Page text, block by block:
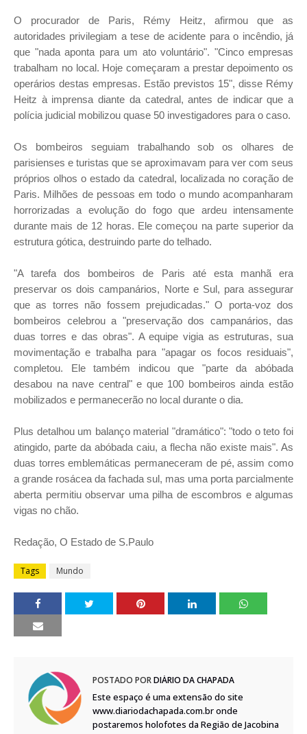
O procurador de Paris, Rémy Heitz, afirmou que as
autoridades privilegiam a tese de acidente para o incêndio, já
que "nada aponta para um ato voluntário". "Cinco empresas
trabalham no local. Hoje começaram a prestar depoimento os
operários destas empresas. Estão previstos 15", disse Rémy
Heitz à imprensa diante da catedral, antes de indicar que a
polícia judicial mobilizou quase 50 investigadores para o caso.
Os bombeiros seguiam trabalhando sob os olhares de
parisienses e turistas que se aproximavam para ver com seus
próprios olhos o estado da catedral, localizada no coração de
Paris. Milhões de pessoas em todo o mundo acompanharam
horrorizadas a evolução do fogo que ardeu intensamente
durante mais de 12 horas. Ele começou na parte superior da
estrutura gótica, destruindo parte do telhado.
"A tarefa dos bombeiros de Paris até esta manhã era
preservar os dois campanários, Norte e Sul, para assegurar
que as torres não fossem prejudicadas." O porta-voz dos
bombeiros celebrou a "preservação dos campanários, das
duas torres e das obras". A equipe vigia as estruturas, sua
movimentação e trabalha para "apagar os focos residuais",
completou. Ele também indicou que "parte da abóbada
desabou na nave central" e que 100 bombeiros ainda estão
mobilizados e permanecerão no local durante o dia.
Plus detalhou um balanço material "dramático": "todo o teto foi
atingido, parte da abóbada caiu, a flecha não existe mais". As
duas torres emblemáticas permaneceram de pé, assim como
a grande rosácea da fachada sul, mas uma porta parcialmente
aberta permitiu observar uma pilha de escombros e algumas
vigas no chão.
Redação, O Estado de S.Paulo
Tags Mundo
POSTADO PORDIÁRIO DA CHAPADA
Este espaço é uma extensão do site
www.diariodachapada.com.br onde
postaremos holofotes da Região de Jacobina